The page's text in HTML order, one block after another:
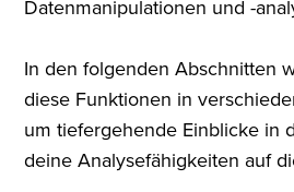
Datenmanipulationen und -
In den folgenden Abschnitten
diese Funktionen in
um tiefergehende Einblicke in
deine Analysefähigkeiten auf